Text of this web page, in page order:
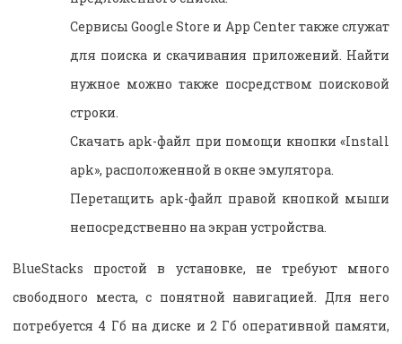
Сервисы Google Store и App Center также служат
для поиска и скачивания приложений. Найти
нужное можно также посредством поисковой
строки.
Скачать apk-файл при помощи кнопки «Install
apk», расположенной в окне эмулятора.
Перетащить apk-файл правой кнопкой мыши
непосредственно на экран устройства.
BlueStacks простой в установке, не требуют много
свободного места, с понятной навигацией. Для него
потребуется 4 Гб на диске и 2 Гб оперативной памяти,